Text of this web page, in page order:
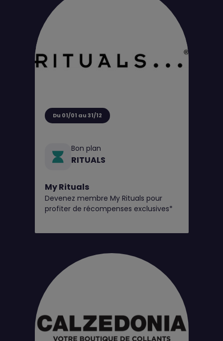
Du 01/01 au 31/12
Bon plan
RITUALS
My Rituals
Devenez membre My Rituals pour
profiter de récompenses exclusives*